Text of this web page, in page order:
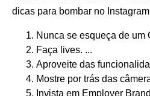
dicas para bombar no
Nunca se esqueça de um
Faça lives. ...
Aproveite das
Mostre por trás das
Invista em Employer